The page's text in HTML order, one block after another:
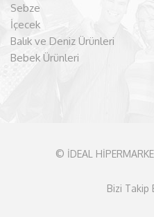
Sebze
İçecek
Balık ve Deniz Ürünleri
Bebek Ürünleri
© İDEAL
Bizi Takip